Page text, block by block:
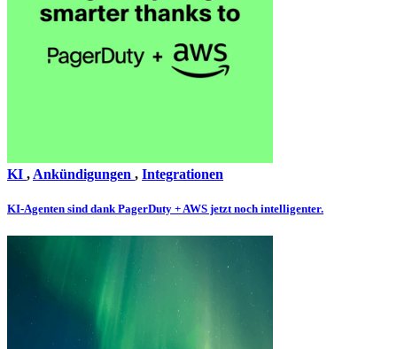
KI , Ankündigungen , Integrationen
KI-Agenten sind dank PagerDuty + AWS jetzt noch intelligenter.